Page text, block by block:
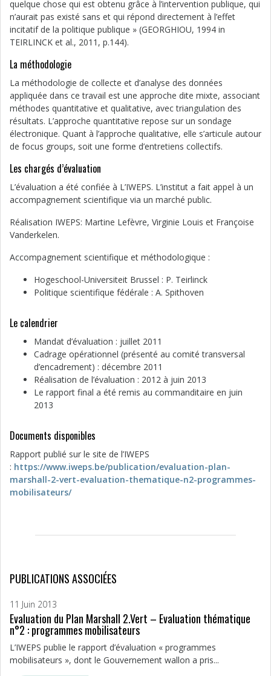
quelque chose qui est obtenu grâce à l’intervention publique, qui
n’aurait pas existé sans et qui répond directement à l’effet
incitatif de la politique publique » (GEORGHIOU, 1994 in
TEIRLINCK et al., 2011, p.144).
La méthodologie
La méthodologie de collecte et d’analyse des données
appliquée dans ce travail est une approche dite mixte, associant
méthodes quantitative et qualitative, avec triangulation des
résultats. L’approche quantitative repose sur un sondage
électronique. Quant à l’approche qualitative, elle s’articule autour
de focus groups, soit une forme d’entretiens collectifs.
Les chargés d’évaluation
L’évaluation a été confiée à L’IWEPS. L’institut a fait appel à un
accompagnement scientifique via un marché public.
Réalisation IWEPS: Martine Lefèvre, Virginie Louis et Françoise
Vanderkelen.
Accompagnement scientifique et méthodologique :
Hogeschool-Universiteit Brussel : P. Teirlinck
Politique scientifique fédérale : A. Spithoven
Le calendrier
Mandat d’évaluation : juillet 2011
Cadrage opérationnel (présenté au comité transversal
d’encadrement) : décembre 2011
Réalisation de l’évaluation : 2012 à juin 2013
Le rapport final a été remis au commanditaire en juin
2013
Documents disponibles
Rapport publié sur le site de l’IWEPS
: https://www.iweps.be/publication/evaluation-plan-
marshall-2-vert-evaluation-thematique-n2-programmes-
mobilisateurs/
PUBLICATIONS ASSOCIÉES
11 Juin 2013
Evaluation du Plan Marshall 2.Vert – Evaluation thématique
n°2 : programmes mobilisateurs
L’IWEPS publie le rapport d’évaluation « programmes
mobilisateurs », dont le Gouvernement wallon a pris...